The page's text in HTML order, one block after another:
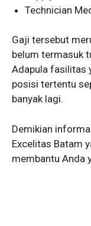
Technician
Gaji tersebut
belum termasuk
Adapula fasilitas
posisi tertentu
banyak lagi.
Demikian
Excelitas Batam
membantu Anda